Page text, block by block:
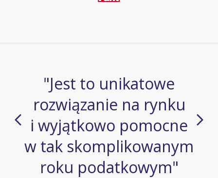
"Jest to unikatowe
rozwiązanie na rynku
i wyjątkowo pomocne
w tak skomplikowanym
roku podatkowym"